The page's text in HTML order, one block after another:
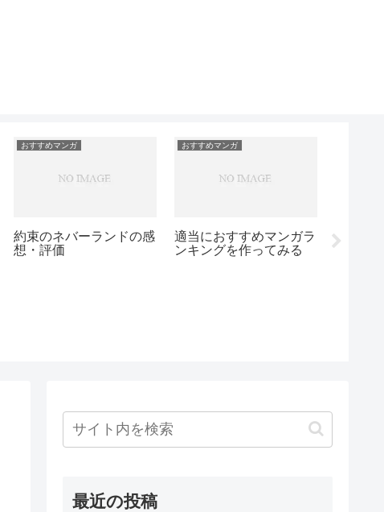
おすすめマンガ
約束のネバーランドの感
想・評価
おすすめマンガ
適当におすすめマンガラ
ンキングを作ってみる
最近の投稿